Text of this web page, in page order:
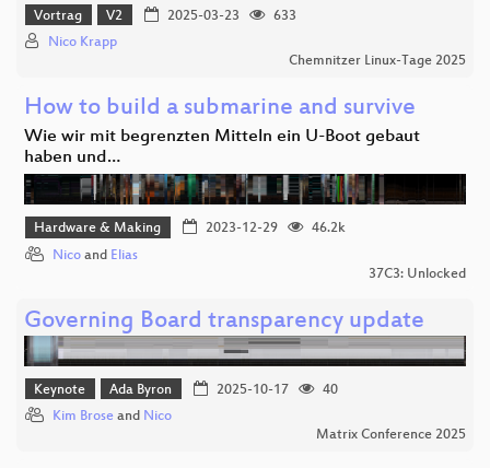
Vortrag V2 2025-03-23
633
Nico Krapp
Chemnitzer Linux-Tage 2025
How to build a submarine and survive
Wie wir mit begrenzten Mitteln ein U-Boot gebaut
haben und…
Hardware & Making 2023-12-29
46.2k
Nico and Elias
37C3: Unlocked
Governing Board transparency update
Keynote Ada Byron 2025-10-17
40
Kim Brose and Nico
Matrix Conference 2025